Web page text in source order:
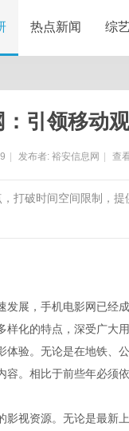
热点新闻 综
引领移动
发布者: 裕安信息网 查
打破时间空间限制，
发展，手机电影网已经
化的特点，深受广大
验。无论是在地铁、
容。相比于前些年必须
影视资源。无论是最新